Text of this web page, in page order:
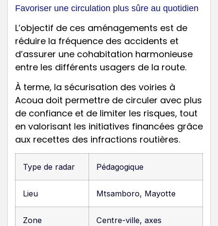
Favoriser une circulation plus sûre au quotidien
L’objectif de ces aménagements est de
réduire la fréquence des accidents et
d’assurer une cohabitation harmonieuse
entre les différents usagers de la route.
À terme, la sécurisation des voiries à
Acoua doit permettre de circuler avec plus
de confiance et de limiter les risques, tout
en valorisant les initiatives financées grâce
aux recettes des infractions routières.
Type de radar Pédagogique
Lieu Mtsamboro, Mayotte
Zone
Centre-ville, axes